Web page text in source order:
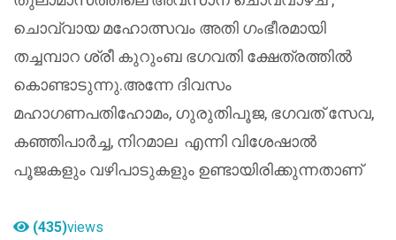
ചൊവ്വായ മഹോത്സവം അതി ഗംഭീരമായി
തച്ചമ്പാറ ശ്രീ കുറുംബ ഭഗവതി ക്ഷേത്രത്തിൽ
കൊണ്ടാടുന്നു.അന്നേ ദിവസം
മഹാഗണപതിഹോമം, ഗുരുതിപൂജ, ഭഗവത് സേവ,
കഞ്ഞിപാർച്ച, നിറമാല എന്നി വിശേഷാൽ
പൂജകളും വഴിപാടുകളും ഉണ്ടായിരിക്കുന്നതാണ്
(435)views